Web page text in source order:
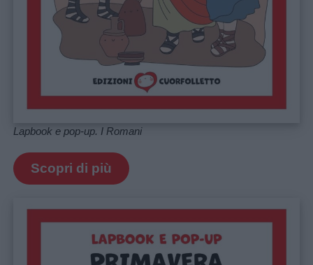
Lapbook e pop-up. I Romani
Scopri di più